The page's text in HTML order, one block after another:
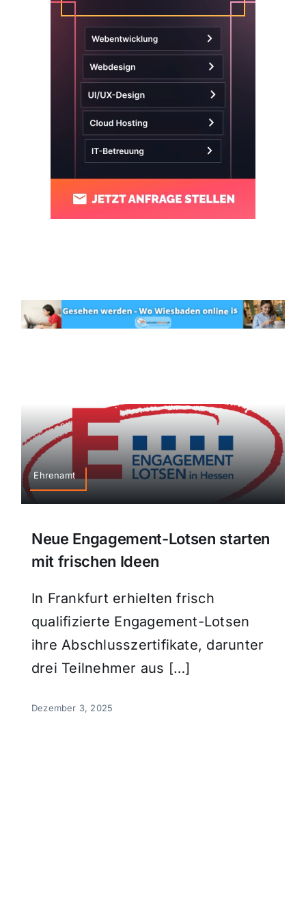
Ehrenamt
Neue Engagement-Lotsen starten
mit frischen Ideen
In Frankfurt erhielten frisch
qualifizierte Engagement-Lotsen
ihre Abschlusszertifikate, darunter
drei Teilnehmer aus […]
Dezember 3, 2025